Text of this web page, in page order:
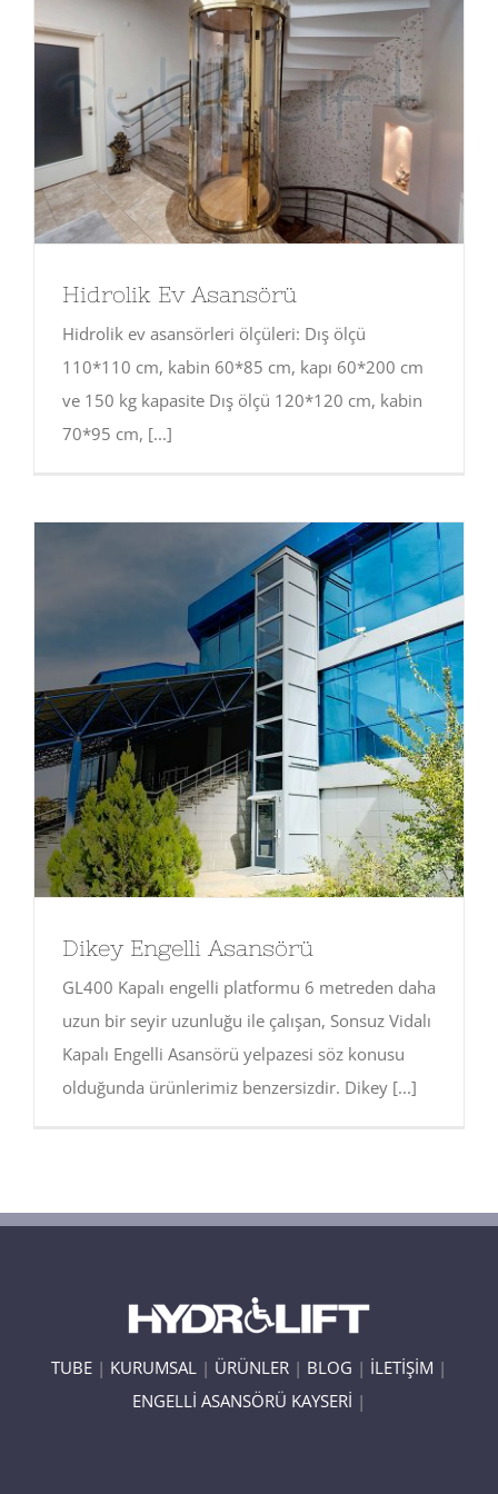
Hidrolik Ev Asansörü
Hidrolik ev asansörleri ölçüleri: Dış ölçü
110*110 cm, kabin 60*85 cm, kapı 60*200 cm
ve 150 kg kapasite Dış ölçü 120*120 cm, kabin
70*95 cm, [...]
Dikey Engelli Asansörü
GL400 Kapalı engelli platformu 6 metreden daha
uzun bir seyir uzunluğu ile çalışan, Sonsuz Vidalı
Kapalı Engelli Asansörü yelpazesi söz konusu
olduğunda ürünlerimiz benzersizdir. Dikey [...]
TUBE | KURUMSAL | ÜRÜNLER | BLOG | İLETİŞİM |
ENGELLİ ASANSÖRÜ KAYSERİ |